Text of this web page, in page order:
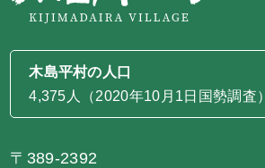
木島平村の人口
4,375人（2020年10月1日国勢調査）
〒389-2392